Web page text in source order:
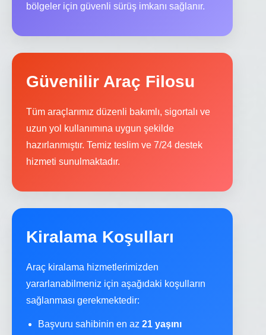
bölgeler için güvenli sürüş imkanı sağlanır.
Güvenilir Araç Filosu
Tüm araçlarımız düzenli bakımlı, sigortalı ve
uzun yol kullanımına uygun şekilde
hazırlanmıştır. Temiz teslim ve 7/24 destek
hizmeti sunulmaktadır.
Kiralama Koşulları
Araç kiralama hizmetlerimizden
yararlanabilmeniz için aşağıdaki koşulların
sağlanması gerekmektedir:
Başvuru sahibinin en az 21 yaşını